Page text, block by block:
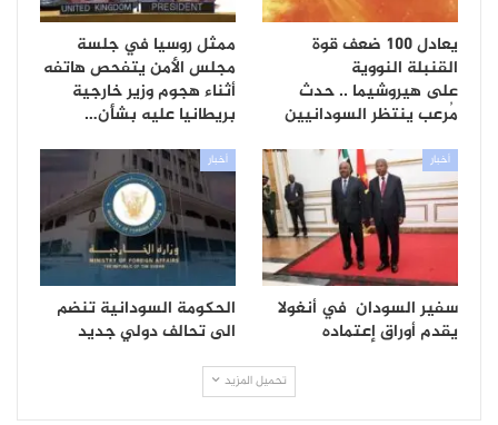
يعادل 100 ضعف قوة
القنبلة النووية
على هيروشيما .. حدث
مُرعب ينتظر السودانيين
ممثل روسيا في جلسة
مجلس الأمن يتفحص هاتفه
أثناء هجوم وزير خارجية
بريطانيا عليه بشأن…
أخبار
سفير السودان في أنغولا
يقدم أوراق إعتماده
أخبار
الحكومة السودانية تنضم
الى تحالف دولي جديد
تحميل المزيد